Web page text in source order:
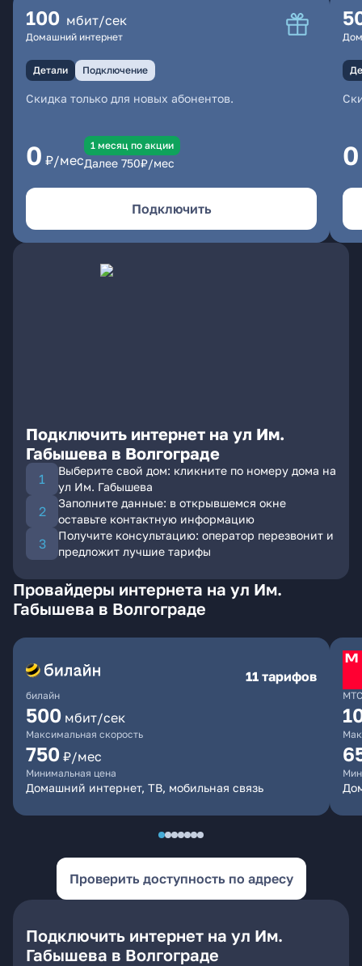
100 мбит/сек
Домашний интернет
Детали Подключение
Скидка только для новых абонентов.
0 ₽/мес
1 месяц по акции
Далее 750₽/мес
Подключить
0
Подключить интернет на ул Им.
Габышева в Волгограде
Выберите свой дом: кликните по номеру дома на
ул Им. Габышева
Заполните данные: в открывшемся окне
оставьте контактную информацию
Получите консультацию: оператор перезвонит и
предложит лучшие тарифы
Провайдеры интернета на ул Им.
Габышева в Волгограде
билайн
11 тарифов
500 мбит/сек
Максимальная скорость
750 ₽/мес
Минимальная цена
Домашний интернет, ТВ, мобильная связь
МТС
Проверить доступность по адресу
Подключить интернет на ул Им.
Габышева в Волгограде